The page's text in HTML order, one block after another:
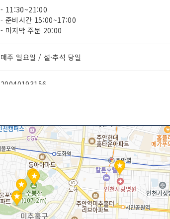
- 11:30~21:00
- 준비시간 15:00~17:00
- 마지막 주문 20:00
매주 일요일 / 설·추석 당일
20040193156